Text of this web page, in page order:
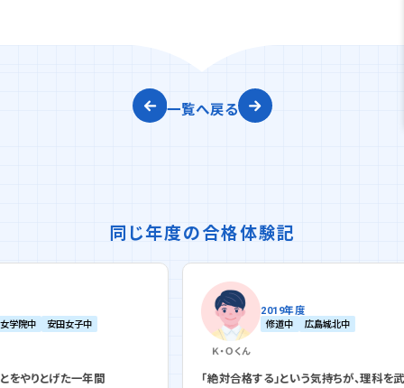
一覧へ戻る
同じ年度の合格体験記
広島城北中
「絶対合格する」という気持ちが、理科を武器にした